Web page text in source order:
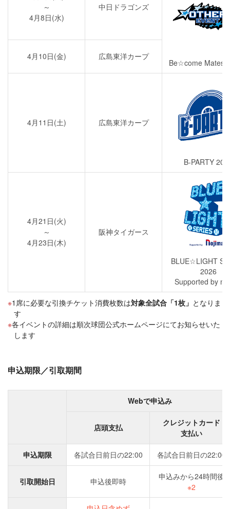
～
4月8日(水)
中日ドラゴンズ
Be☆come Mates
4月10日(金) 広島東洋カープ
4月11日(土) 広島東洋カープ
B-PARTY
4月21日(火)
～
4月23日(木)
阪神タイガース
BLUE☆LIGHT
2026
Supported by
1席に必要な引換チケット消費枚数は対象全試合「1枚」 となりま
す
各イベントの詳細は順次球団公式ホームページにてお知らせいた
します
申込期限／引取期間
Webで申込み
店頭支払
クレジットカード
支払い
申込期限 各試合日前日の22:00 各試合日前日の22:00
引取開始日 申込後即時
申込みから24時間後
※2